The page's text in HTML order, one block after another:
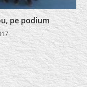
pe podium